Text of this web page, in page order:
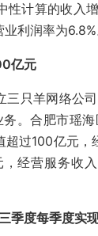
计算的收入
利润率为6.8%
亿元
三只羊网络公
。合肥市瑶
过100亿元
经营服务收
季度每季度实